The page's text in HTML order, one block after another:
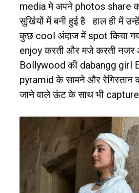
mediaमे अपनेphotos share
सुर्खियों में बनी हुई है
हाल ही में उन्हें
कुछ cool अंदाज मेंspotकिया
enjoyकरती और मजे करती नजर
Bollywoodकी dabangg girl
pyramidके सामने और रेगिस्तान
जाने वाले ऊंट के साथ भी